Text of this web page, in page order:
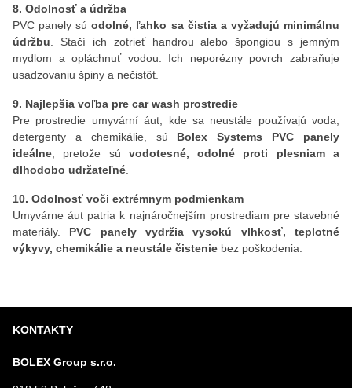
8. Odolnosť a údržba
PVC panely súodolné, ľahko sa čistia a vyžadujú minimálnu
údržbu . Stačí ich zotrieť handrou alebo špongiou s jemným
mydlom a opláchnuť vodou. Ich neporézny povrch zabraňuje
usadzovaniu špiny a nečistôt.
9. Najlepšia voľba pre car wash prostredie
Pre prostredie umyvární áut, kde sa neustále používajú voda,
detergenty a chemikálie, sú Bolex Systems PVC panely
ideálne , pretože sú vodotesné, odolné proti plesniam a
dlhodobo udržateľné
10. Odolnosť voči extrémnym podmienkam
Umyvárne áut patria k najnáročnejším prostrediam pre stavebné
materiály. PVC panely vydržia vysokú vlhkosť, teplotné
výkyvy, chemikálie a neustále čistenie bez poškodenia.
KONTAKTY
BOLEX Group s.r.o.